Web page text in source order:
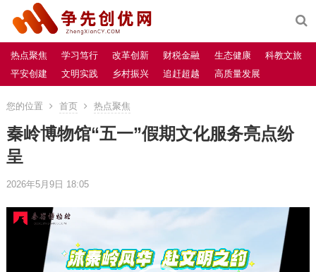
热点聚焦 学习笃行 改革创新 财税金融 生态健康
科教文旅
平安创建
文明实践 乡村振兴 追赶超越 高质量发展
您的位置 首页 热点聚焦
秦岭博物馆“五一”假期文化服务亮点纷
呈
2026年5月9日 18:05
视